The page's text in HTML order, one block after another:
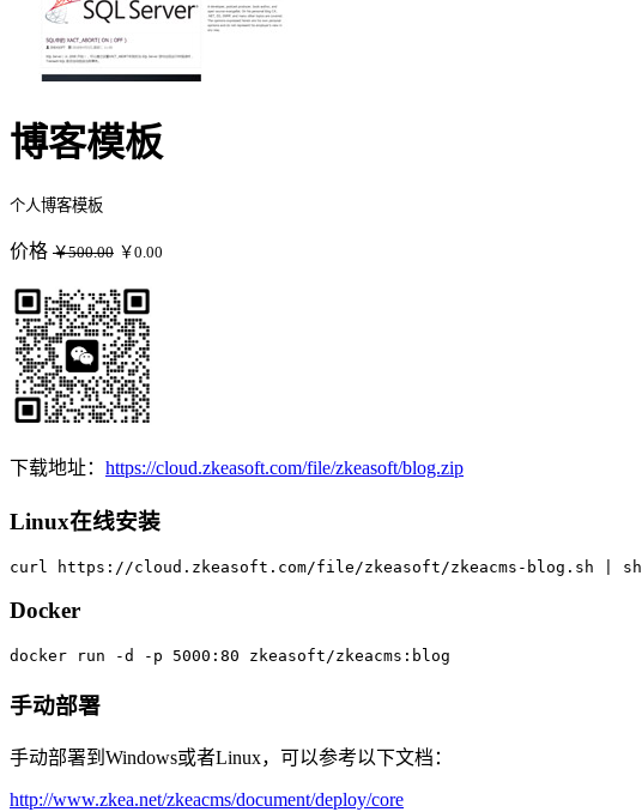
博客模板
个人博客模板
价格 ￥500.00 ￥0.00
下载地址： https://cloud.zkeasoft.com/file/zkeasoft/blog.zip
Linux在线安装
curl https://cloud.zkeasoft.com/file/zkeasoft/zkeacms-blog.sh | sh
Docker
docker run -d -p 5000:80 zkeasoft/zkeacms:blog
手动部署
手动部署到Windows或者Linux，可以参考以下文档：
http://www.zkea.net/zkeacms/document/deploy/core